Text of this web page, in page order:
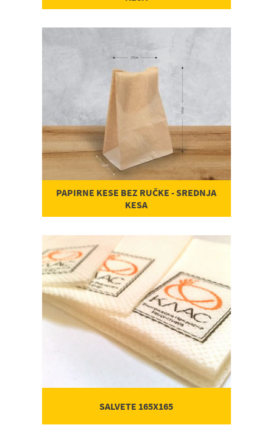
PAPIRNE KESE BEZ RUČKE - SREDNJA
KESA
SALVETE 165X165